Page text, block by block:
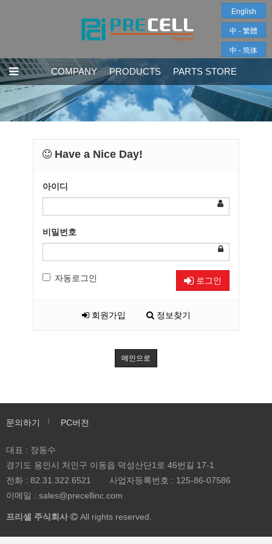
English
中 - 繁體
中 - 简体
COMPANY PRODUCTS PARTS STORE
Have a Nice Day!
아이디
비밀번호
자동로그인 로그인
회원가입 정보찾기
메인으로
문의하기 PC버전
대표 : 장동수
경기도 용인시 처인구 이동읍 덕성산단1로 46번길 17-1
전화 : 82.31.322.6521 사업자등록번호 : 125-86-07586
이메일 : sales@precellinc.com
프리셀 주식회사 All rights reserved.